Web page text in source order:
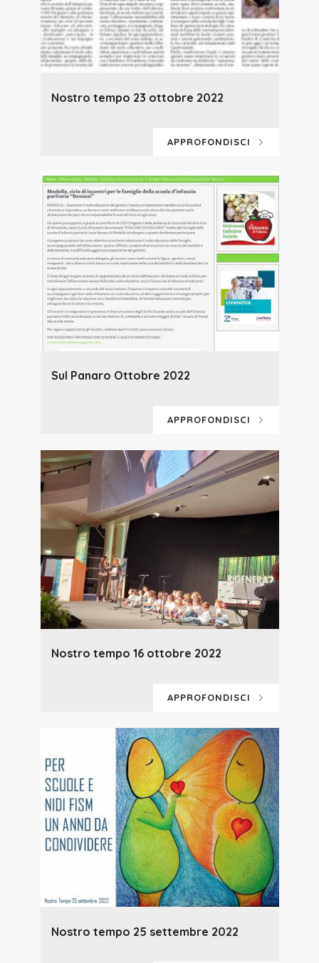
Nostro tempo 23 ottobre 2022
APPROFONDISCI
Sul Panaro Ottobre 2022
APPROFONDISCI
Nostro tempo 16 ottobre 2022
APPROFONDISCI
Nostro tempo 25 settembre 2022